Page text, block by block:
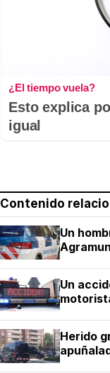
¿El tiempo vuela?
Esto explica
igual
Contenido
Un
Un
Herido